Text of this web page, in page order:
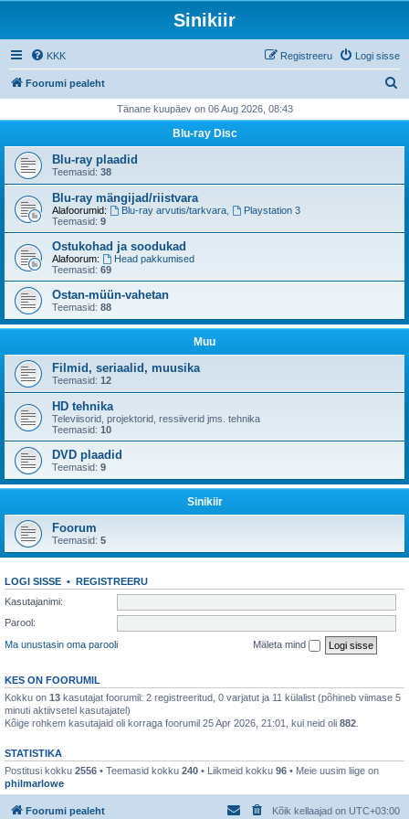
Sinikiir
KKK Logi sisse
Registreeru
Foorumi pealeht
i
Tänane kuupäev on 06 Aug 2026, 08:43
Blu-ray Disc
Blu-ray plaadid
Teemasid: 38
Blu-ray mängijad/riistvara
Alafoorumid: Blu-ray arvutis/tarkvara,
Playstation 3
Teemasid: 9
Ostukohad ja soodukad
Alafoorum:
Head pakkumised
Teemasid: 69
Ostan-müün-vahetan
Teemasid: 88
Muu
Filmid, seriaalid, muusika
Teemasid: 12
HD tehnika
Televiisorid, projektorid, ressiiverid jms. tehnika
Teemasid: 10
DVD plaadid
Teemasid: 9
Sinikiir
Foorum
Teemasid: 5
LOGI SISSE • REGISTREERU
Kasutajanimi:
Parool:
Ma unustasin oma parooli
Mäleta mind
KES ON FOORUMIL
Kokku on 13 kasutajat foorumil: 2 registreeritud, 0 varjatut ja 11 külalist (põhineb viimase 5
minuti aktiivsetel kasutajatel)
Kõige rohkem kasutajaid oli korraga foorumil 25 Apr 2026, 21:01, kui neid oli 882
STATISTIKA
Postitusi kokku 2556 • Teemasid kokku 240 • Liikmeid kokku 96 • Meie uusim liige on
philmarlowe
Foorumi pealeht Kõik kellaajad on UTC+03:00